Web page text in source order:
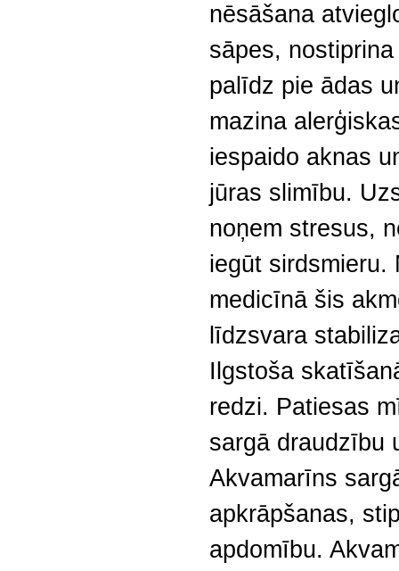
nēsāšana
sāpes,
palīdz pie ādas
mazina
iespaido aknas
jūras slimību.
noņem stresus,
iegūt sirdsmieru.
medicīnā šis
līdzsvara
Ilgstoša
redzi. Patiesas
sargā draudzību
Akvamarīns
apkrāpšanas,
apdomību.